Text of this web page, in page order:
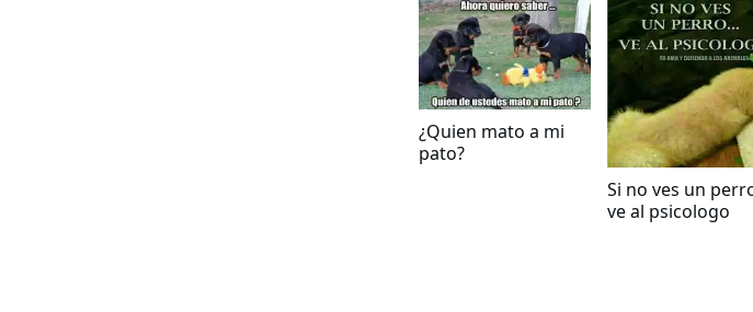
¿Quien mato a mi
pato?
Si no ves un
ve al psicologo